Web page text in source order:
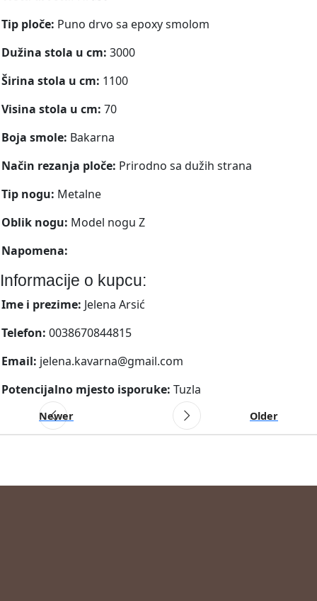
Tip ploče: Puno drvo sa epoxy smolom
Dužina stola u cm: 3000
Širina stola u cm: 1100
Visina stola u cm: 70
Boja smole: Bakarna
Način rezanja ploče: Prirodno sa dužih strana
Tip nogu: Metalne
Oblik nogu: Model nogu Z
Napomena:
Informacije o kupcu:
Ime i prezime: Jelena Arsić
Telefon: 0038670844815
Email: jelena.kavarna@gmail.com
Potencijalno mjesto isporuke: Tuzla
Newer Older